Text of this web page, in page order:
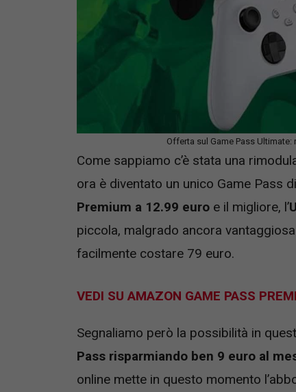
Offerta sul Game Pass
Come sappiamo c’è stata una
ora è diventato un unico Game Pass
Premium a 12.99 euro e il migliore, l’
piccola, malgrado ancora
facilmente costare 79 euro.
VEDI SU AMAZON GAME PASS
Segnaliamo però la possibilità in
Pass risparmiando ben 9 euro al
online mette in questo momento